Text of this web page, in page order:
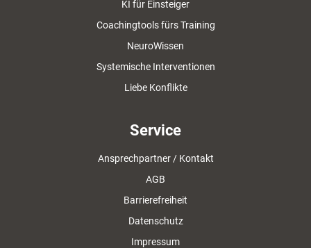
KI für Einsteiger
Coachingtools fürs Training
NeuroWissen
Systemische Interventionen
Liebe Konflikte
Service
Ansprechpartner / Kontakt
AGB
Barrierefreiheit
Datenschutz
Impressum